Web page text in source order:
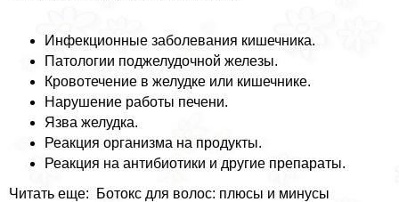
Инфекционные заболевания кишечника.
Патологии поджелудочной железы.
Кровотечение в желудке или кишечнике.
Нарушение работы печени.
Язва желудка.
Реакция организма на продукты.
Реакция на антибиотики и другие препараты.
Читать еще: Ботокс для волос: плюсы и минусы